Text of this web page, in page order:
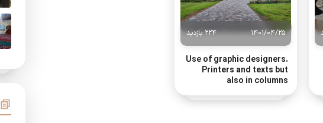
1401/04/25 224 بازدید
Use of graphic designers.
Printers and texts but
also in columns